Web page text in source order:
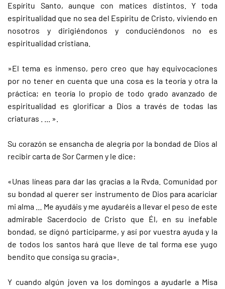
Espíritu Santo, aunque con matices distintos. Y toda
espiritualidad que no sea del Espíritu de Cristo, viviendo en
nosotros y dirigiéndonos y conduciéndonos no es
espiritualidad cristiana.
»El tema es inmenso, pero creo que hay equivocaciones
por no tener en cuenta que una cosa es la teoría y otra la
práctica; en teoría lo propio de todo grado avanzado de
espiritualidad es glorificar a Dios a través de todas las
criaturas . ... ».
Su corazón se ensancha de alegría por la bondad de Dios al
recibir carta de Sor Carmen y le dice:
«Unas líneas para dar las gracias a la Rvda. Comunidad por
su bondad al querer ser instrumento de Dios para acariciar
mi alma … Me ayudáis y me ayudaréis a llevar el peso de este
admirable Sacerdocio de Cristo que Él, en su inefable
bondad, se dignó participarme, y así por vuestra ayuda y la
de todos los santos hará que lleve de tal forma ese yugo
bendito que consiga su gracia».
Y cuando algún joven va los domingos a ayudarle a Misa